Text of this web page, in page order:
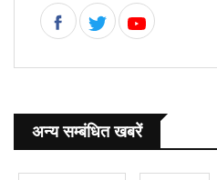
अन्य सम्बंधित खबरें